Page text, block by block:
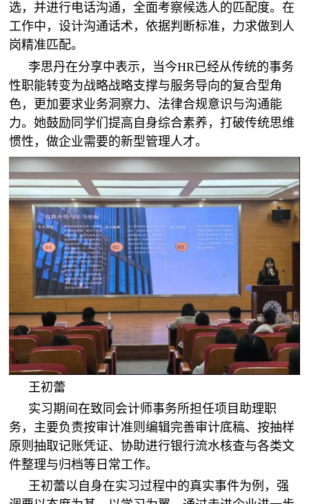
选，并进行电话沟通，全面考察候选人的匹配度。在
工作中，设计沟通话术，依据判断标准，力求做到人
岗精准匹配。
李思丹在分享中表示，当今HR已经从传统的事务
性职能转变为战略战略支撑与服务导向的复合型角
色，更加要求业务洞察力、法律合规意识与沟通能
力。她鼓励同学们提高自身综合素养，打破传统思维
惯性，做企业需要的新型管理人才。
王初蕾
实习期间在致同会计师事务所担任项目助理职
务，主要负责按审计准则编辑完善审计底稿、按抽样
原则抽取记账凭证、协助进行银行流水核查与各类文
件整理与归档等日常工作。
王初蕾以自身在实习过程中的真实事件为例，强